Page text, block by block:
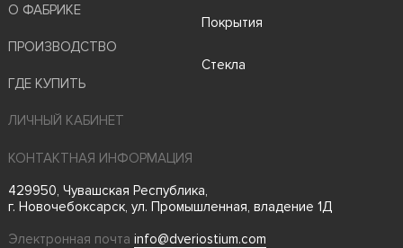
О ФАБРИКЕ
ПРОИЗВОДСТВО
ГДЕ КУПИТЬ
Покрытия
Стекла
ЛИЧНЫЙ КАБИНЕТ
КОНТАКТНАЯ ИНФОРМАЦИЯ
429950, Чувашская Республика,
г. Новочебоксарск, ул. Промышленная, владение 1Д
Электронная почта info@dveriostium.com